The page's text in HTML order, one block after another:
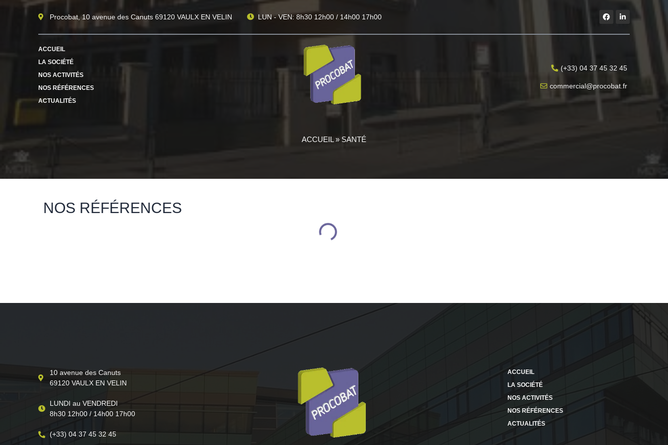
Procobat, 10 avenue des Canuts 69120 VAULX EN VELIN LUN - VEN: 8h30 12h00 / 14h00 17h00
ACCUEIL
LA SOCIÉTÉ
NOS ACTIVITÉS
NOS RÉFÉRENCES
ACTUALITÉS
(+33) 04 37 45 32 45
commercial@procobat.fr
ACCUEIL» SANTÉ
NOS RÉFÉRENCES
10 avenue des Canuts
69120 VAULX EN VELIN
LUNDI au VENDREDI
8h30 12h00 / 14h00 17h00
(+33) 04 37 45 32 45
ACCUEIL
LA SOCIÉTÉ
NOS ACTIVITÉS
NOS RÉFÉRENCES
ACTUALITÉS